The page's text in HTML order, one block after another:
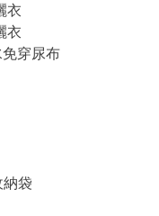
衣
衣
穿尿布
袋